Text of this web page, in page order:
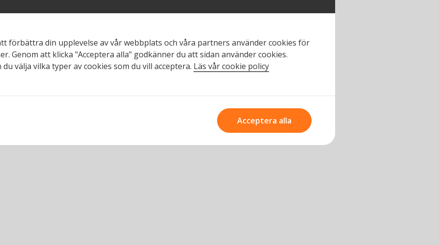
förbättra din upplevelse av vår webbplats och våra partners använder cookies för
Genom att klicka "Acceptera alla" godkänner du att sidan använder cookies.
välja vilka typer av cookies som du vill acceptera. Läs vår cookie policy
Acceptera alla